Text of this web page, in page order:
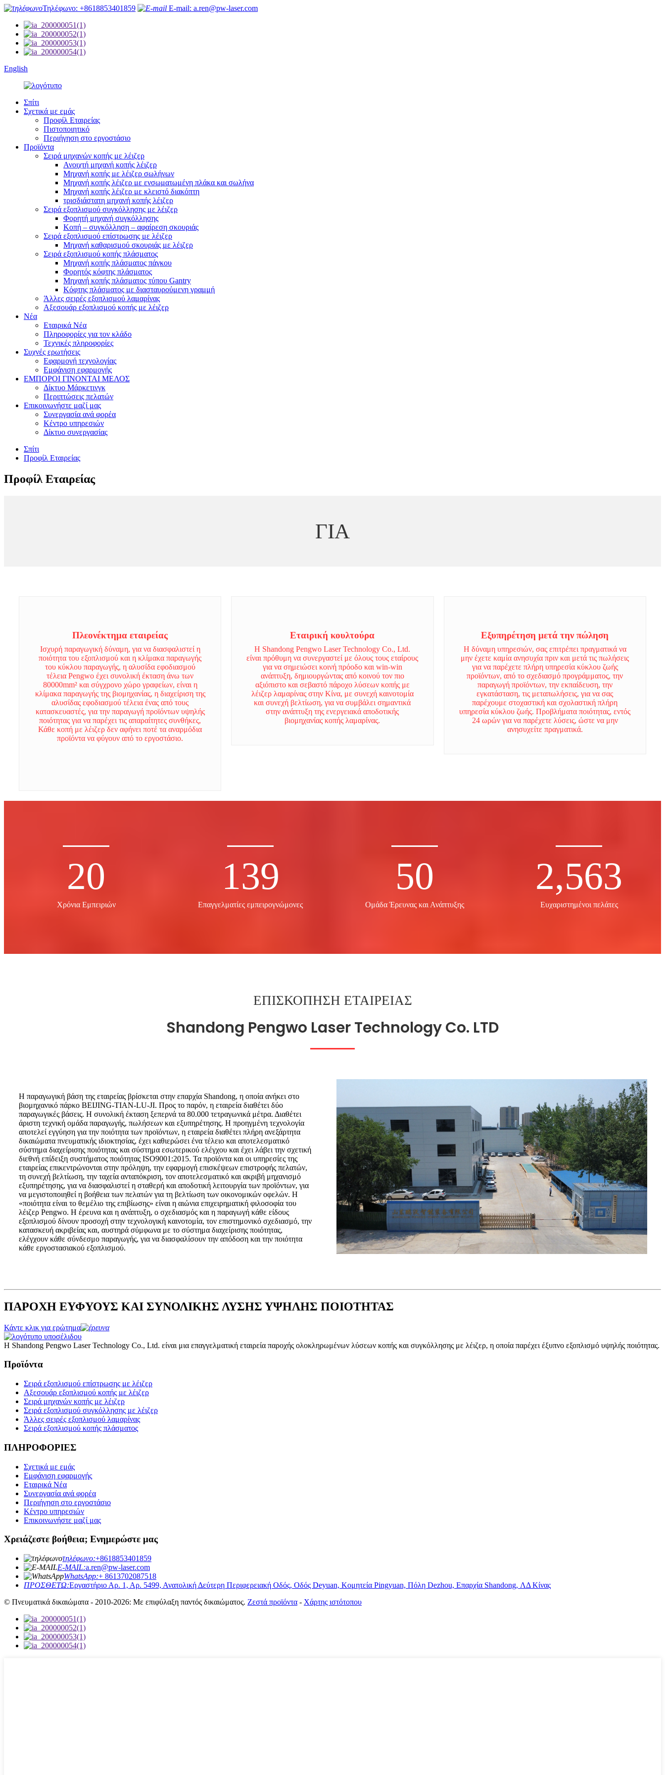
Τηλέφωνο: +8618853401859 E-mail: a.ren@pw-laser.com
English
Σπίτι
Σχετικά με εμάς
Προφίλ Εταιρείας
Πιστοποιητικό
Περιήγηση στο εργοστάσιο
Προϊόντα
Σειρά μηχανών κοπής με λέιζερ
Ανοιχτή μηχανή κοπής λέιζερ
Μηχανή κοπής με λέιζερ σωλήνων
Μηχανή κοπής λέιζερ με ενσωματωμένη πλάκα και σωλήνα
Μηχανή κοπής λέιζερ με κλειστό διακόπτη
τρισδιάστατη μηχανή κοπής λέιζερ
Σειρά εξοπλισμού συγκόλλησης με λέιζερ
Φορητή μηχανή συγκόλλησης
Κοπή – συγκόλληση – αφαίρεση σκουριάς
Σειρά εξοπλισμού επίστρωσης με λέιζερ
Μηχανή καθαρισμού σκουριάς με λέιζερ
Σειρά εξοπλισμού κοπής πλάσματος
Μηχανή κοπής πλάσματος πάγκου
Φορητός κόφτης πλάσματος
Μηχανή κοπής πλάσματος τύπου Gantry
Κόφτης πλάσματος με διασταυρούμενη γραμμή
Άλλες σειρές εξοπλισμού λαμαρίνας
Αξεσουάρ εξοπλισμού κοπής με λέιζερ
Νέα
Εταιρικά Νέα
Πληροφορίες για τον κλάδο
Τεχνικές πληροφορίες
Συχνές ερωτήσεις
Εφαρμογή τεχνολογίας
Εμφάνιση εφαρμογής
ΕΜΠΟΡΟΙ ΓΙΝΟΝΤΑΙ ΜΕΛΟΣ
Δίκτυο Μάρκετινγκ
Περιπτώσεις πελατών
Επικοινωνήστε μαζί μας
Συνεργασία ανά φορέα
Κέντρο υπηρεσιών
Δίκτυο συνεργασίας
Σπίτι
Προφίλ Εταιρείας
Προφίλ Εταιρείας
ΓΙΑ
Πλεονέκτημα εταιρείας
Ισχυρή παραγωγική δύναμη, για να διασφαλιστεί η
ποιότητα του εξοπλισμού και η κλίμακα παραγωγής
του κύκλου παραγωγής, η αλυσίδα εφοδιασμού
τέλεια Pengwo έχει συνολική έκταση άνω των
80000mm² και σύγχρονο χώρο γραφείων, είναι η
κλίμακα παραγωγής της βιομηχανίας, η διαχείριση της
αλυσίδας εφοδιασμού τέλεια ένας από τους
κατασκευαστές, για την παραγωγή προϊόντων υψηλής
ποιότητας για να παρέχει τις απαραίτητες συνθήκες,
Κάθε κοπή με λέιζερ δεν αφήνει ποτέ τα αναρμόδια
προϊόντα να φύγουν από το εργοστάσιο.
Εταιρική κουλτούρα
Η Shandong Pengwo Laser Technology Co., Ltd.
είναι πρόθυμη να συνεργαστεί με όλους τους εταίρους
για να σημειώσει κοινή πρόοδο και win-win
ανάπτυξη, δημιουργώντας από κοινού τον πιο
αξιόπιστο και σεβαστό πάροχο λύσεων κοπής με
λέιζερ λαμαρίνας στην Κίνα, με συνεχή καινοτομία
και συνεχή βελτίωση, για να συμβάλει σημαντικά
στην ανάπτυξη της ενεργειακά αποδοτικής
βιομηχανίας κοπής λαμαρίνας.
Εξυπηρέτηση μετά την πώληση
Η δύναμη υπηρεσιών, σας επιτρέπει πραγματικά να
μην έχετε καμία ανησυχία πριν και μετά τις πωλήσεις
για να παρέχετε πλήρη υπηρεσία κύκλου ζωής
προϊόντων, από το σχεδιασμό προγράμματος, την
παραγωγή προϊόντων, την εκπαίδευση, την
εγκατάσταση, τις μεταπωλήσεις, για να σας
παρέχουμε στοχαστική και σχολαστική πλήρη
υπηρεσία κύκλου ζωής. Προβλήματα ποιότητας, εντός
24 ωρών για να παρέχετε λύσεις, ώστε να μην
ανησυχείτε πραγματικά.
20
Χρόνια Εμπειριών
139
Επαγγελματίες εμπειρογνώμονες
50
Ομάδα Έρευνας και Ανάπτυξης
2,563
Ευχαριστημένοι πελάτες
ΕΠΙΣΚΟΠΗΣΗ ΕΤΑΙΡΕΙΑΣ
Shandong Pengwo Laser Technology Co. LTD
Η παραγωγική βάση της εταιρείας βρίσκεται στην επαρχία Shandong, η οποία ανήκει στο
βιομηχανικό πάρκο BEIJING-TIAN-LU-JI. Προς το παρόν, η εταιρεία διαθέτει δύο
παραγωγικές βάσεις. Η συνολική έκταση ξεπερνά τα 80.000 τετραγωνικά μέτρα. Διαθέτει
άριστη τεχνική ομάδα παραγωγής, πωλήσεων και εξυπηρέτησης. Η προηγμένη τεχνολογία
αποτελεί εγγύηση για την ποιότητα των προϊόντων, η εταιρεία διαθέτει πλήρη ανεξάρτητα
δικαιώματα πνευματικής ιδιοκτησίας, έχει καθιερώσει ένα τέλειο και αποτελεσματικό
σύστημα διαχείρισης ποιότητας και σύστημα εσωτερικού ελέγχου και έχει λάβει την σχετική
διεθνή επίδειξη συστήματος ποιότητας ISO9001:2015. Τα προϊόντα και οι υπηρεσίες της
εταιρείας επικεντρώνονται στην πρόληψη, την εφαρμογή επισκέψεων επιστροφής πελατών,
τη συνεχή βελτίωση, την ταχεία ανταπόκριση, τον αποτελεσματικό και ακριβή μηχανισμό
εξυπηρέτησης, για να διασφαλιστεί η σταθερή και αποδοτική λειτουργία των προϊόντων, για
να μεγιστοποιηθεί η βοήθεια των πελατών για τη βελτίωση των οικονομικών οφελών. Η
«ποιότητα είναι το θεμέλιο της επιβίωσης» είναι η αιώνια επιχειρηματική φιλοσοφία του
λέιζερ Pengwo. Η έρευνα και η ανάπτυξη, ο σχεδιασμός και η παραγωγή κάθε είδους
εξοπλισμού δίνουν προσοχή στην τεχνολογική καινοτομία, τον επιστημονικό σχεδιασμό, την
κατασκευή ακριβείας και, αυστηρά σύμφωνα με το σύστημα διαχείρισης ποιότητας,
ελέγχουν κάθε σύνδεσμο παραγωγής, για να διασφαλίσουν την απόδοση και την ποιότητα
κάθε εργοστασιακού εξοπλισμού.
ΠΑΡΟΧΗ ΕΥΦΥΟΥΣ ΚΑΙ ΣΥΝΟΛΙΚΗΣ ΛΥΣΗΣ ΥΨΗΛΗΣ ΠΟΙΟΤΗΤΑΣ
Κάντε κλικ για ερώτημα
Η Shandong Pengwo Laser Technology Co., Ltd. είναι μια επαγγελματική εταιρεία παροχής ολοκληρωμένων λύσεων κοπής και συγκόλλησης με λέιζερ, η οποία παρέχει έξυπνο εξοπλισμό υψηλής ποιότητας.
Προϊόντα
Σειρά εξοπλισμού επίστρωσης με λέιζερ
Αξεσουάρ εξοπλισμού κοπής με λέιζερ
Σειρά μηχανών κοπής με λέιζερ
Σειρά εξοπλισμού συγκόλλησης με λέιζερ
Άλλες σειρές εξοπλισμού λαμαρίνας
Σειρά εξοπλισμού κοπής πλάσματος
ΠΛΗΡΟΦΟΡΙΕΣ
Σχετικά με εμάς
Εμφάνιση εφαρμογής
Εταιρικά Νέα
Συνεργασία ανά φορέα
Περιήγηση στο εργοστάσιο
Κέντρο υπηρεσιών
Επικοινωνήστε μαζί μας
Χρειάζεστε βοήθεια; Ενημερώστε μας
τηλέφωνο:+8618853401859
E-MAIL:a.ren@pw-laser.com
WhatsApp:+ 8613702087518
ΠΡΟΣΘΕΤΩ:Εργαστήριο Αρ. 1, Αρ. 5499, Ανατολική Δεύτερη Περιφερειακή Οδός, Οδός Deyuan, Κομητεία Pingyuan, Πόλη Dezhou, Επαρχία Shandong, ΛΔ Κίνας
© Πνευματικά δικαιώματα - 2010-2026: Με επιφύλαξη παντός δικαιώματος. Ζεστά προϊόντα - Χάρτης ιστότοπου